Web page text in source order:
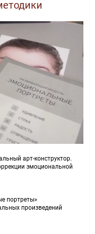
арт-конструктор.
эмоциональной
портреты»
произведений